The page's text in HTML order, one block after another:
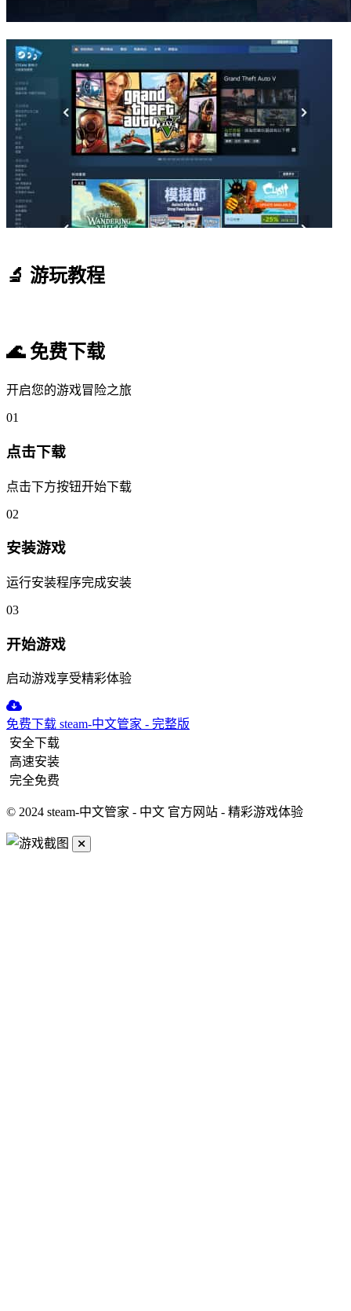
🔬 游玩教程
🌊 免费下载
开启您的游戏冒险之旅
01
点击下载
点击下方按钮开始下载
02
安装游戏
运行安装程序完成安装
03
开始游戏
启动游戏享受精彩体验
免费下载 steam-中文管家 - 完整版
安全下载
高速安装
完全免费
© 2024 steam-中文管家 - 中文 官方网站 - 精彩游戏体验